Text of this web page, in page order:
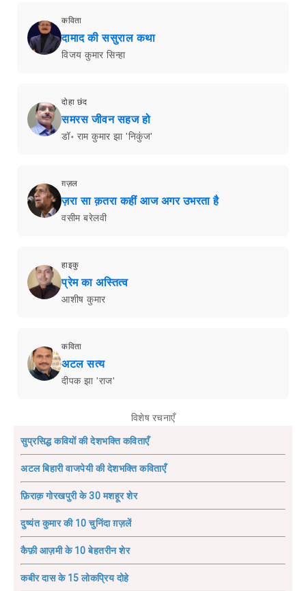
कविता
दामाद की ससुराल कथा
विजय कुमार सिन्हा
दोहा छंद
समरस जीवन सहज हो
डॉ॰ राम कुमार झा 'निकुंज'
ग़ज़ल
ज़रा सा क़तरा कहीं आज अगर उभरता है
वसीम बरेलवी
हाइकु
प्रेम का अस्तित्व
आशीष कुमार
कविता
अटल सत्य
दीपक झा 'राज'
विशेष रचनाएँ
सुप्रसिद्ध कवियों की देशभक्ति कविताएँ
अटल बिहारी वाजपेयी की देशभक्ति कविताएँ
फ़िराक़ गोरखपुरी के 30 मशहूर शेर
दुष्यंत कुमार की 10 चुनिंदा ग़ज़लें
कैफ़ी आज़मी के 10 बेहतरीन शेर
कबीर दास के 15 लोकप्रिय दोहे